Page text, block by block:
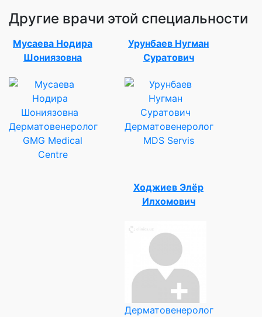
Другие врачи этой специальности
Мусаева Нодира
Шониязовна
Дерматовенеролог
GMG Medical
Centre
Урунбаев Нугман
Суратович
Дерматовенеролог
MDS Servis
Ходжиев Элёр
Илхомович
Дерматовенеролог